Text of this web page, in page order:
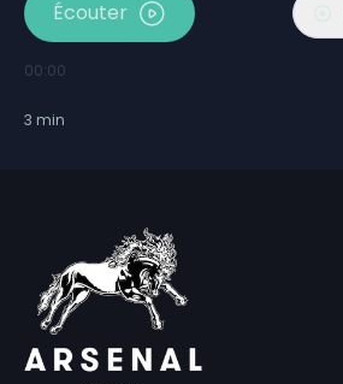
Écouter
00:00
3 min